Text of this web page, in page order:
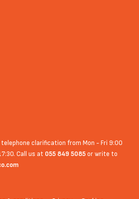
telephone clarification from Mon - Fri 9:00
Call us at 055 849 5085or write to